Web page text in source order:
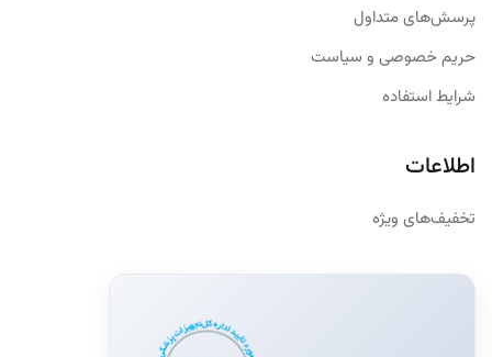
پرسش‌های متداول
حریم خصوصی و سیاست
شرایط استفاده
اطلاعات
تخفیف‌های ویژه